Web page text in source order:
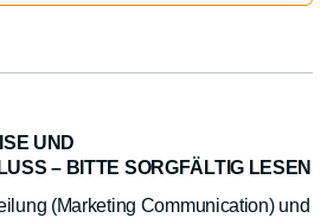
UND
– BITTE SORGFÄLTIG LESEN
(Marketing Communication) und